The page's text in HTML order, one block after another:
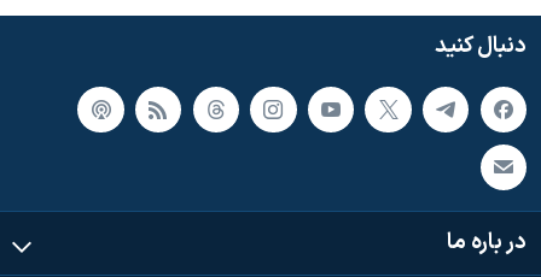
دنبال کنید
در باره ما